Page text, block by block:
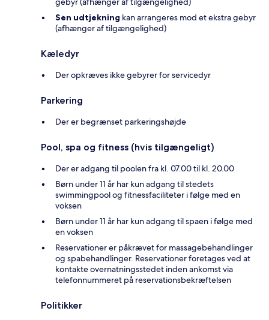
Sen udtjekning kan arrangeres mod et ekstra gebyr
(afhænger af tilgængelighed)
Kæledyr
Der opkræves ikke gebyrer for servicedyr
Parkering
Der er begrænset parkeringshøjde
Pool, spa og fitness (hvis tilgængeligt)
Der er adgang til poolen fra kl. 07.00 til kl. 20.00
Børn under 11 år har kun adgang til stedets
swimmingpool og fitnessfaciliteter i følge med en
voksen
Børn under 11 år har kun adgang til spaen i følge med
en voksen
Reservationer er påkrævet for massagebehandlinger
og spabehandlinger. Reservationer foretages ved at
kontakte overnatningsstedet inden ankomst via
telefonnummeret på reservationsbekræftelsen
Politikker